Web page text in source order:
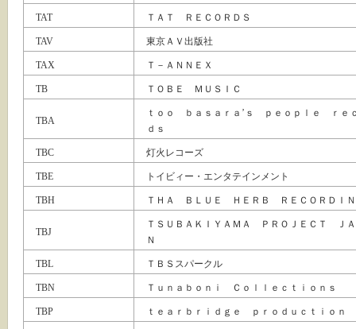
TAT ＴＡＴ ＲＥＣＯＲＤＳ
TAV 東京ＡＶ出版社
TAX Ｔ－ＡＮＮＥＸ
TB ＴＯＢＥ ＭＵＳＩＣ
TBA
ｔｏｏ ｂａｓａｒａ’ｓ ｐｅｏｐｌｅ ｒｅ
ｄｓ
TBC 灯火レコーズ
TBE トイビィー・エンタテインメント
TBH ＴＨＡ ＢＬＵＥ ＨＥＲＢ ＲＥＣＯＲＤＩ
TBJ
ＴＳＵＢＡＫＩＹＡＭＡ ＰＲＯＪＥＣＴ Ｊ
Ｎ
TBL ＴＢＳスパークル
TBN Ｔｕｎａｂｏｎｉ Ｃｏｌｌｅｃｔｉｏｎｓ
TBP ｔｅａｒｂｒｉｄｇｅ ｐｒｏｄｕｃｔｉｏｎ